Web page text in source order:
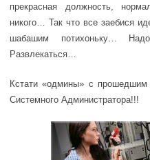
прекрасная должность,
никого… Так что все заебися
шабашим потихоньку…
Развлекаться…
Кстати «одмины» с
Системного Администратора!!!